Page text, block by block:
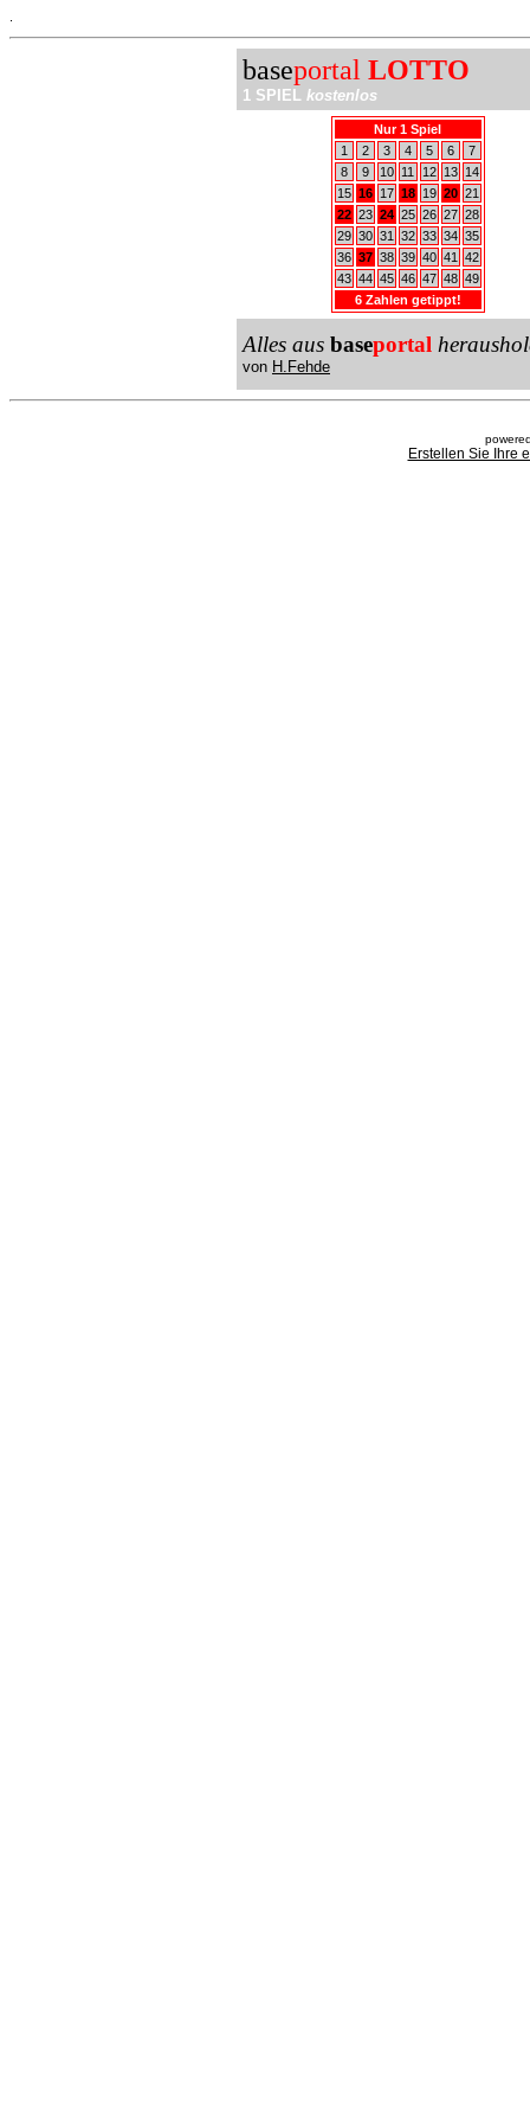
baseportal LOTTO
1 SPIEL kostenlos
Nur 1 Spiel
1
2 3 4 5 6
7
8
9 10 11 12 13
14
15 16 17 18 19 20 21
22 23 24 25 26 27 28
29 30 31 32 33 34 35
36 37 38 39 40 41
42
43 44 45 46 47 48 49
6 Zahlen getippt!
Alles aus baseportal
von H.Fehde
Erstellen Sie Ihre